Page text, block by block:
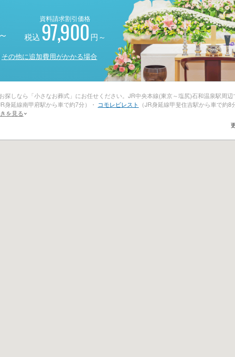
～
資料請求割引価格
税込97,900円～
その他に追加費用がかかる場合
しなら「小さなお葬式」にお任せください。JR中央本線(東京～塩尻)石和温泉駅周辺
身延線南甲府駅から車で約7分）・ コモレビレスト （JR身延線甲斐住吉駅から車で約8
を見る